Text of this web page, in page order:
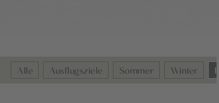
Alle Ausflugsziele Sommer Winter